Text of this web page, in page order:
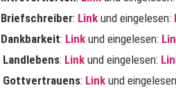
Briefschreiber: Link und eingelesen:
Dankbarkeit: Link und eingelesen:
Landlebens: Link und eingelesen:
Gottvertrauens: Link und